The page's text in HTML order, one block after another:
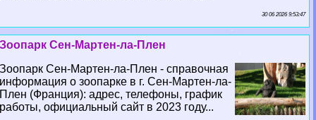
30 06 2026 9:53:47
Зоопарк Сен-Мартен-ла-Плен
Зоопарк Сен-Мартен-ла-Плен - справочная
информация о зоопарке в г. Сен-Мартен-ла-
Плен (Франция): адрес, телефоны, график
работы, официальный сайт в 2023 году...